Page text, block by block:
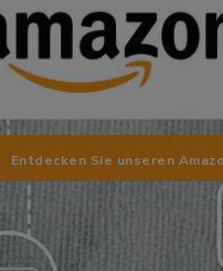
Entdecken Sie unseren